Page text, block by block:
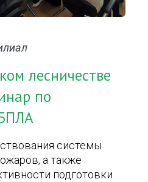
лесничестве
по
системы
а также
подготовки